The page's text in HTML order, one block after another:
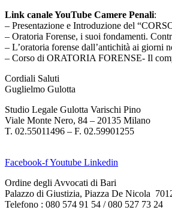
Link canale YouTube Camere Penali:
– Presentazione e Introduzione del
– Oratoria Forense, i suoi fondamenti.
– L’oratoria forense dall’antichità ai giorni
– Corso di ORATORIA FORENSE- Il
Cordiali Saluti
Guglielmo Gulotta
Studio Legale Gulotta Varischi Pino
Viale Monte Nero, 84 – 20135 Milano
T. 02.55011496 – F. 02.59901255
Facebook-fYoutube Linkedin
Ordine degli Avvocati di Bari
Palazzo di Giustizia, Piazza De Nicola
Telefono : 080 574 91 54 / 080 527 73 24